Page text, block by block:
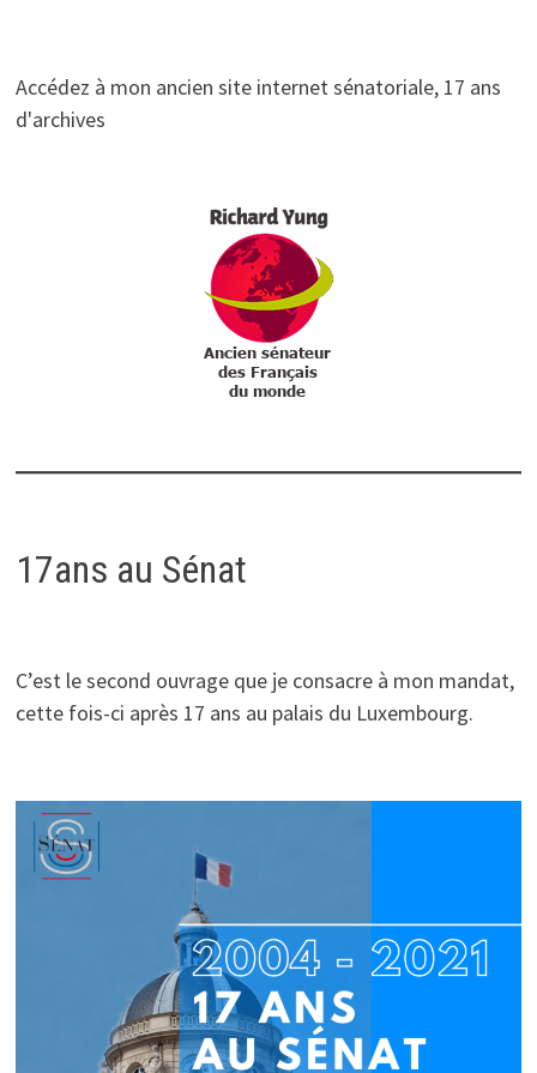
Accédez à mon ancien site internet sénatoriale, 17 ans
d'archives
17ans au Sénat
C’est le second ouvrage que je consacre à mon mandat,
cette fois-ci après 17 ans au palais du Luxembourg.